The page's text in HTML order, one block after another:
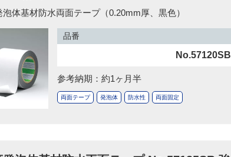
体基材防水両面テープ（0.20mm厚、黒色）
品番
No.57120SB
参考納期：約1ヶ月半
両面テープ 発泡体 防水性 両面固定